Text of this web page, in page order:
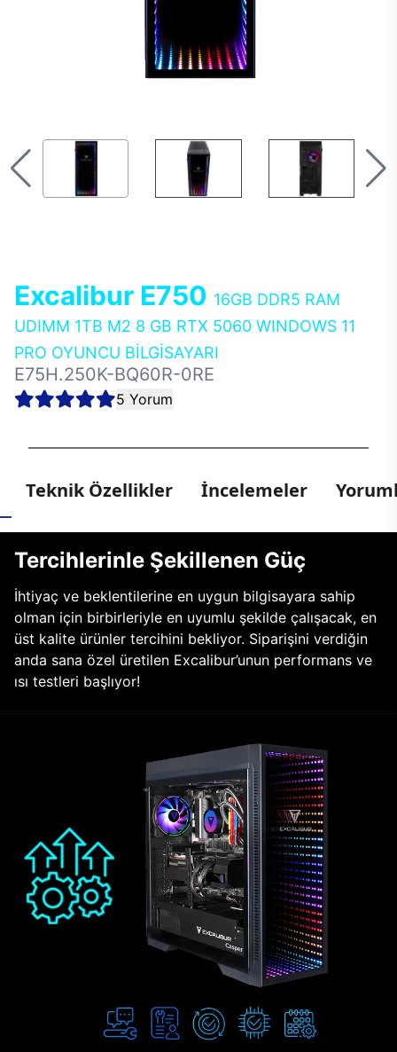
Excalibur E750 16GB DDR5 RAM
UDIMM 1TB M2 8 GB RTX 5060 WINDOWS 11
PRO OYUNCU BİLGİSAYARI
E75H.250K-BQ60R-0RE
5 Yorum
Teknik Özellikler İncelemeler
Tercihlerinle Şekillenen Güç
İhtiyaç ve beklentilerine en uygun bilgisayara sahip
olman için birbirleriyle en uyumlu şekilde çalışacak, en
üst kalite ürünler tercihini bekliyor. Siparişini verdiğin
anda sana özel üretilen Excalibur’unun performans ve
ısı testleri başlıyor!